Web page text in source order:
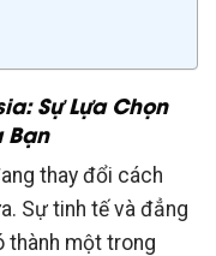
Sự Lựa Chọn
Bạn
thay đổi cách
Sự tinh tế và đẳng
thành một trong